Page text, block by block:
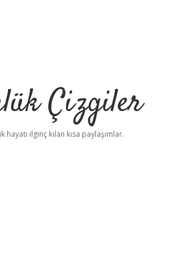
Çizgiler
hayatı ilginç kılan kısa paylaşımlar.